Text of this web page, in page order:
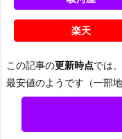
楽天
この記事の更新時点では、
最安値のようです（一部地